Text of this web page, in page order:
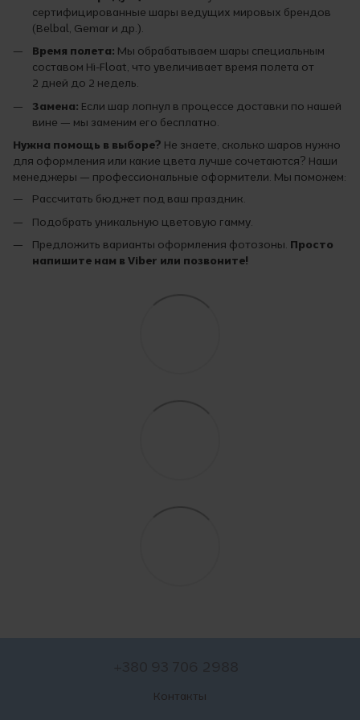
сертифицированные шары ведущих мировых брендов
(Belbal, Gemar и др.).
Время полета: Мы обрабатываем шары специальным
составом Hi-Float, что увеличивает время полета от
2 дней до 2 недель.
Замена: Если шар лопнул в процессе доставки по нашей
вине — мы заменим его бесплатно.
Нужна помощь в выборе? Не знаете, сколько шаров нужно
для оформления или какие цвета лучше сочетаются? Наши
менеджеры — профессиональные оформители. Мы поможем:
Рассчитать бюджет под ваш праздник.
Подобрать уникальную цветовую гамму.
Предложить варианты оформления фотозоны. Просто
напишите нам в Viber или позвоните!
Контакты